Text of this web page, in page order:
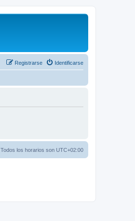
Identificarse
Registrarse
Todos los horarios son UTC+02:00